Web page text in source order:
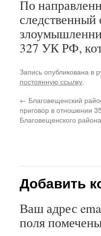
По
327 УК РФ,
Запись опубликована в
постоянную ссылку.
← Благовещенский
приговор в отношении
Благовещенского
Добавить
Ваш адрес
поля